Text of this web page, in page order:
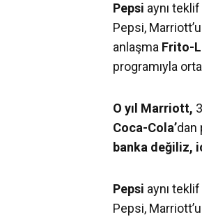
Pepsi aynı
Pepsi,
anlaşma Frito-
programıyla
O yıl Marriott,
Coca-Cola’dan
banka değiliz,
Pepsi aynı
Pepsi,